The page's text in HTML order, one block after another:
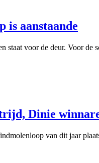
is aanstaande
staat voor de deur. Voor
Dinie
van dit jaar